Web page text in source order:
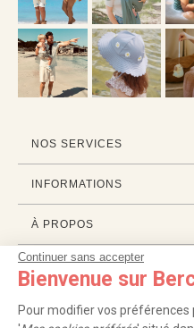
Continuer sans accepter
Bienvenue sur
Pour modifier vos préférences
NOS SERVICES
INFORMATIONS
À PROPOS
PROFESSIONNELS
LISTES CADEAUX